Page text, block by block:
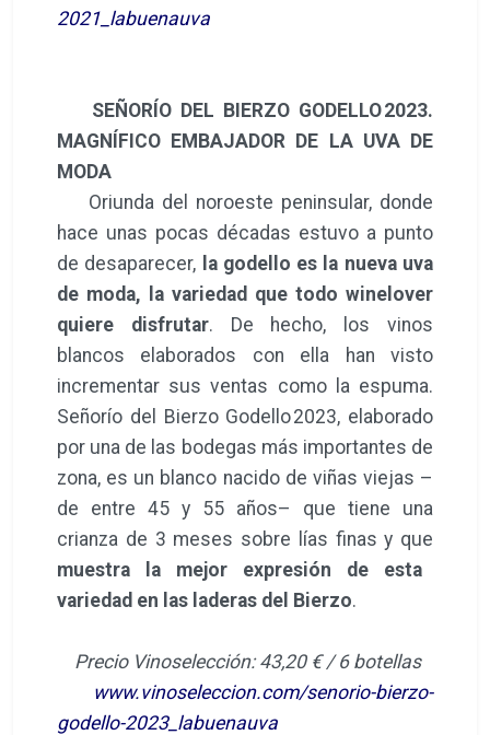
2021_labuenauva
SEÑORÍO DEL BIERZO GODELLO 2023.
MAGNÍFICO EMBAJADOR DE LA UVA DE
MODA
Oriunda del noroeste peninsular, donde
hace unas pocas décadas estuvo a punto
de desaparecer, la godello es la nueva uva
de moda, la variedad que todo winelover
quiere disfrutar. De hecho, los vinos
blancos elaborados con ella han visto
incrementar sus ventas como la espuma.
Señorío del Bierzo Godello 2023, elaborado
por una de las bodegas más importantes de
zona, es un blanco nacido de viñas viejas –
de entre 45 y 55 años– que tiene una
crianza de 3 meses sobre lías finas y que
muestra la mejor expresión de esta
variedad en las laderas del Bierzo.
Precio Vinoselección: 43,20 € / 6 botellas
www.vinoseleccion.com/senorio-bierzo-
godello-2023_labuenauva